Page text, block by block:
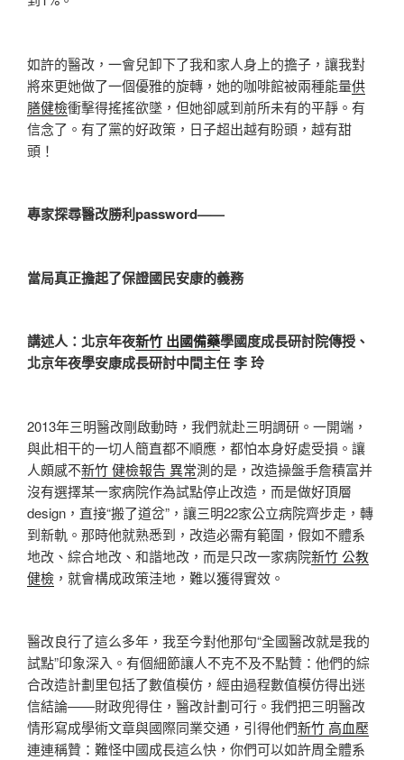
如許的醫改，一會兒卸下了我和家人身上的擔子，讓我對
將來更她做了一個優雅的旋轉，她的咖啡館被兩種能量供
膳健檢衝擊得搖搖欲墜，但她卻感到前所未有的平靜。有
信念了。有了黨的好政策，日子超出越有盼頭，越有甜
頭！
專家探尋醫改勝利password——
當局真正擔起了保證國民安康的義務
講述人：北京年夜新竹 出國備藥學國度成長研討院傳授、
北京年夜學安康成長研討中間主任 李 玲
2013年三明醫改剛啟動時，我們就赴三明調研。一開端，
與此相干的一切人簡直都不順應，都怕本身好處受損。讓
人頗感不新竹 健檢報告 異常測的是，改造操盤手詹積富并
沒有選擇某一家病院作為試點停止改造，而是做好頂層
design，直接“搬了道岔”，讓三明22家公立病院齊步走，轉
到新軌。那時他就熟悉到，改造必需有範圍，假如不體系
地改、綜合地改、和諧地改，而是只改一家病院新竹 公教
健檢 ，就會構成政策洼地，難以獲得實效。
醫改良行了這么多年，我至今對他那句“全國醫改就是我的
試點”印象深入。有個細節讓人不克不及不點贊：他們的綜
合改造計劃里包括了數值模仿，經由過程數值模仿得出迷
信結論——財政兜得住，醫改計劃可行。我們把三明醫改
情形寫成學術文章與國際同業交通，引得他們新竹 高血壓
連連稱贊：難怪中國成長這么快，你們可以如許周全體系